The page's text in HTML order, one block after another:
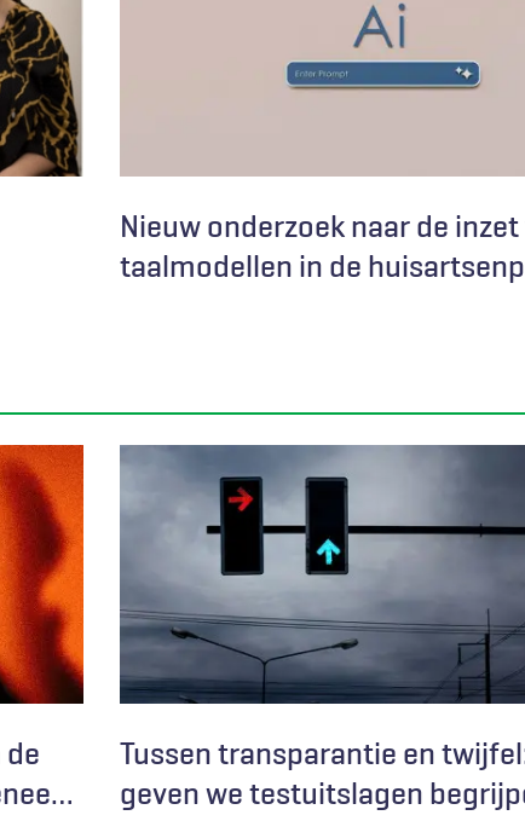
Nieuw onderzoek naar de inzet
taalmodellen in de
de
…
Tussen transparantie en
geven we testuitslagen